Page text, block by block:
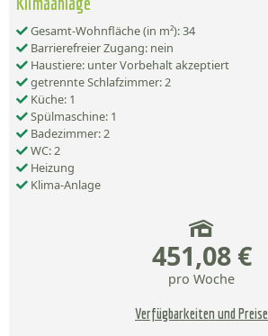
Gesamt-Wohnfläche (in m²): 34
Barrierefreier Zugang: nein
Haustiere: unter Vorbehalt akzeptiert
getrennte Schlafzimmer: 2
Küche: 1
Spülmaschine: 1
Badezimmer: 2
WC: 2
Heizung
Klima-Anlage
451,08 €
pro Woche
Verfügbarkeiten und Preise